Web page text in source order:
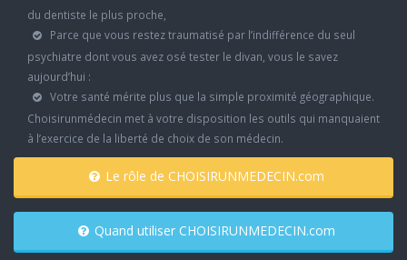
du dentiste le plus proche,
Parce que vous restez traumatisé par l’indifférence du seul
psychiatre dont vous avez osé tester le divan, vous le savez
aujourd’hui :
Votre santé mérite plus que la simple proximité géographique.
Choisirunmédecin met à votre disposition les outils qui manquaient
à l’exercice de la liberté de choix de son médecin.
Le rôle de CHOISIRUNMEDECIN.com
Quand utiliser CHOISIRUNMEDECIN.com